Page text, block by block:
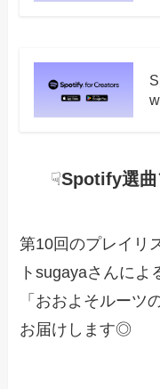
☟Spotify選曲
第10回のプレイリ
トsugayaさんによ
「おおよそルーツ
お届けします◎